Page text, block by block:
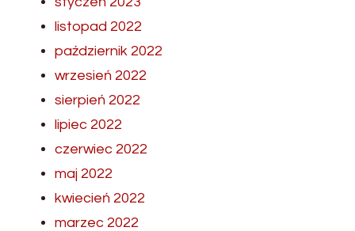
listopad 2022
październik 2022
wrzesień 2022
sierpień 2022
lipiec 2022
czerwiec 2022
maj 2022
kwiecień 2022
marzec 2022